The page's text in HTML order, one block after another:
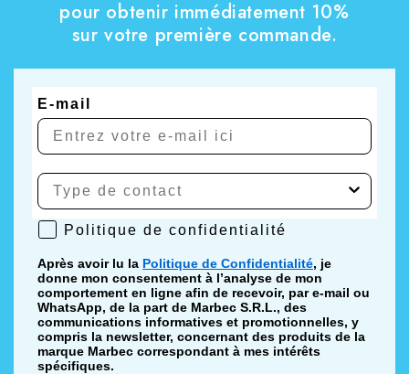
pour obtenir immédiatement 10%
sur votre première commande.
E-mail
Politique de confidentialité
Politique de confidentialité
Après avoir lu la Politique de Confidentialité, je
donne mon consentement à l’analyse de mon
comportement en ligne afin de recevoir, par e-mail ou
WhatsApp, de la part de Marbec S.R.L., des
communications informatives et promotionnelles, y
compris la newsletter, concernant des produits de la
marque Marbec correspondant à mes intérêts
spécifiques.